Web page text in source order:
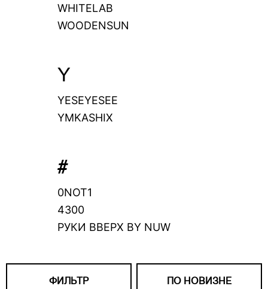
WHITELAB
WOODENSUN
Y
YESEYESEE
YMKASHIX
#
0NOT1
4300
РУКИ ВВЕРХ BY NUW
ФИЛЬТР ПО НОВИЗНЕ